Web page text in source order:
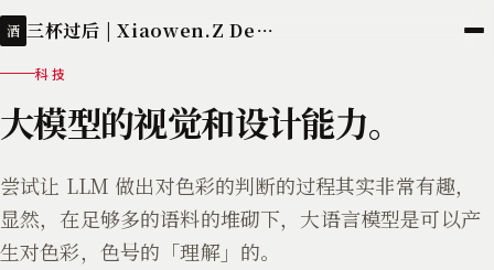
酒 三杯过后 | Xiaowen.Z Deployed
科技
大模型的视觉和设计能力。
尝试让 LLM 做出对色彩的判断的过程其实非常有趣，
显然，在足够多的语料的堆砌下，大语言模型是可以产
生对色彩，色号的「理解」的。